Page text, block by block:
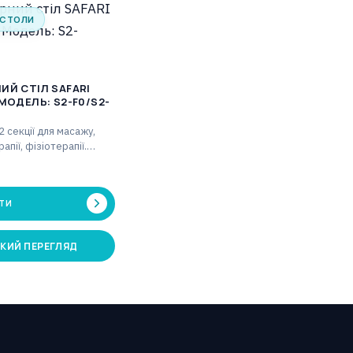
СТІЛ SAFARI
секції для масажу,
фізіотерапії.
ПЕРЕГЛЯД